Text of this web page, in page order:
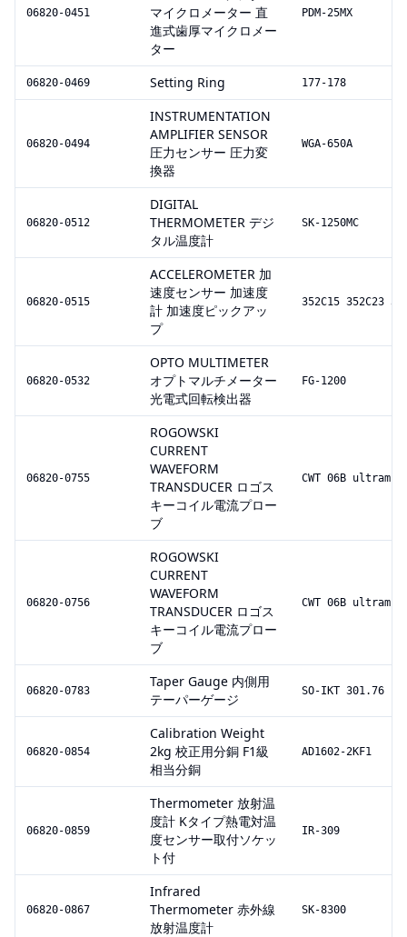
06820-0451
マイクロメーター 直
進式歯厚マイクロメー
ター
PDM-25MX
06820-0469 Setting Ring 177-178
06820-0494
INSTRUMENTATION
AMPLIFIER SENSOR
圧力センサー 圧力変
換器
WGA-650A
06820-0512
DIGITAL
THERMOMETER デジ
タル温度計
SK-1250MC
06820-0515
ACCELEROMETER 加
速度センサー 加速度
計 加速度ピックアッ
プ
352C15 352C23
06820-0532
OPTO MULTIMETER
オプトマルチメーター
光電式回転検出器
FG-1200
06820-0755
ROGOWSKI
CURRENT
WAVEFORM
TRANSDUCER ロゴス
キーコイル電流プロー
ブ
CWT 06B
06820-0756
ROGOWSKI
CURRENT
WAVEFORM
TRANSDUCER ロゴス
キーコイル電流プロー
ブ
CWT 06B
06820-0783
Taper Gauge 内側用
テーパーゲージ
SO-IKT 301.76
06820-0854
Calibration Weight
2kg 校正用分銅 F1級
相当分銅
AD1602-2KF1
06820-0859
Thermometer 放射温
度計 Kタイプ熱電対温
度センサー取付ソケッ
ト付
IR-309
06820-0867
Infrared
Thermometer 赤外線
放射温度計
SK-8300